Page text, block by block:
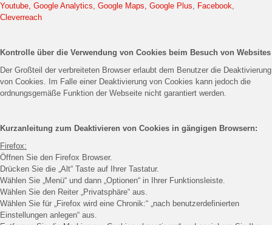
Youtube, Google Analytics, Google Maps, Google Plus
Facebook
Cleverreach
Kontrolle über die Verwendung von Cookies beim Besuch von Websites
Der Großteil der verbreiteten Browser erlaubt dem Benutzer die Deaktivierung
von Cookies. Im Falle einer Deaktivierung von Cookies kann jedoch die
ordnungsgemäße Funktion der Webseite nicht garantiert werden.
Kurzanleitung zum Deaktivieren von Cookies in gängigen Browsern:
Firefox:
Öffnen Sie den Firefox Browser.
Drücken Sie die „Alt“ Taste auf Ihrer Tastatur.
Wählen Sie „Menü“ und dann „Optionen“ in Ihrer Funktionsleiste.
Wählen Sie den Reiter „Privatsphäre“ aus.
Wählen Sie für „Firefox wird eine Chronik:“ „nach benutzerdefinierten
Einstellungen anlegen“ aus.